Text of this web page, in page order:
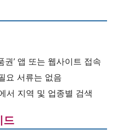
권’ 앱 또는 웹사이트 접속
요 서류는 없음
서 지역 및 업종별 검색
드